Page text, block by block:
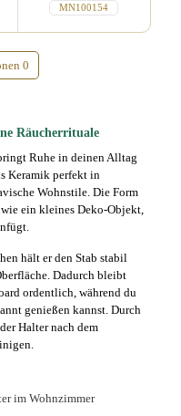
MN100154
0
Räucherrituale
Ruhe in deinen Alltag
Keramik perfekt in
Wohnstile. Die Form
ein kleines Deko-Objekt,
hält er den Stab stabil
Dadurch bleibt
ordentlich, während du
genießen kannst. Durch
Halter nach dem
im Wohnzimmer